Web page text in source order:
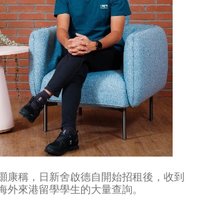
途。
意日新舍私隱政策。
願意繼續接收推廣電郵：
從我們的電郵推廣按下「取消訂閱」連結，或
郵至 marketing@sunnyhouse.hk​
康稱，日新舍啟德自開始招租後，收到
外來港留學學生的大量查詢。